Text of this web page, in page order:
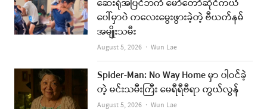
k
a
m
ဆေးရုံအပြင်ဘက် မော်တော်ဆိုင်ကယ်
ပေါ်မှာပဲ ကလေးမွေးဖွားခဲ့တဲ့ ဗီယက်နမ်
အမျိုးသမီး
August 5, 2026 Author
Wun Lae
Spider-Man: No Way Home မှာ ပါဝင်ခဲ့
တဲ့ မင်းသမီးကြီး မေရီရီဗီရာ ကွယ်လွန်
August 5, 2026 Author
Wun Lae